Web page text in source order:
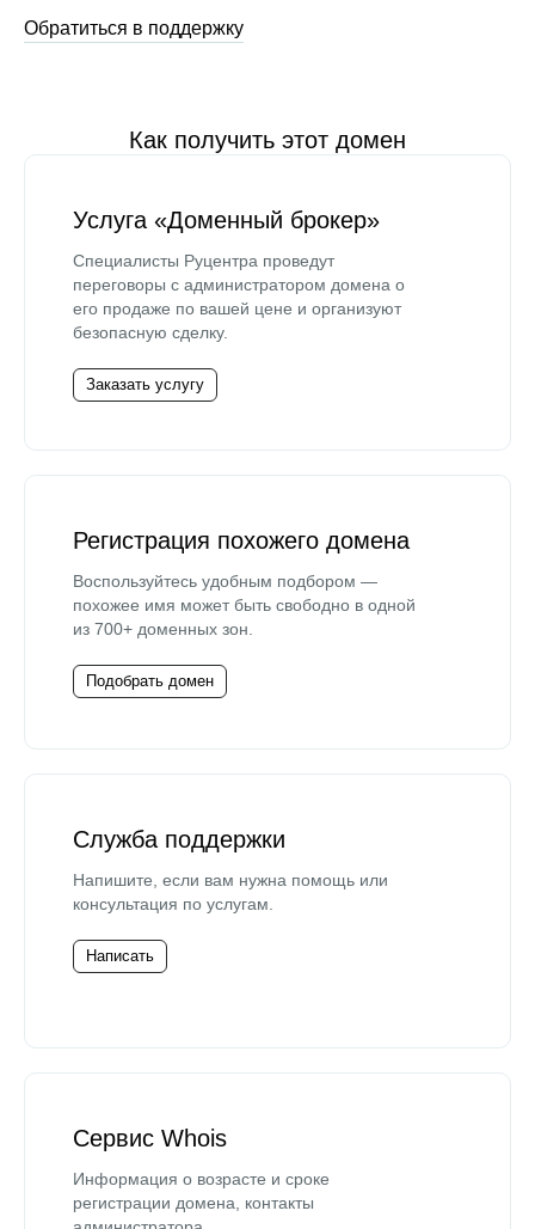
Обратиться в поддержку
Как получить этот домен
Услуга «Доменный брокер»
Специалисты Руцентра проведут
переговоры с администратором домена о
его продаже по вашей цене и организуют
безопасную сделку.
Заказать услугу
Регистрация похожего домена
Воспользуйтесь удобным подбором —
похожее имя может быть свободно в одной
из 700+ доменных зон.
Подобрать домен
Служба поддержки
Напишите, если вам нужна помощь или
консультация по услугам.
Написать
Сервис Whois
Информация о возрасте и сроке
регистрации домена, контакты